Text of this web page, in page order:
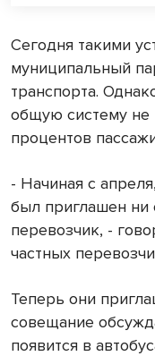
Сегодня такими
муниципальный
транспорта.
общую систему не
процентов
- Начиная с
был приглашен
перевозчик, -
частных
Теперь они
совещание
появится в